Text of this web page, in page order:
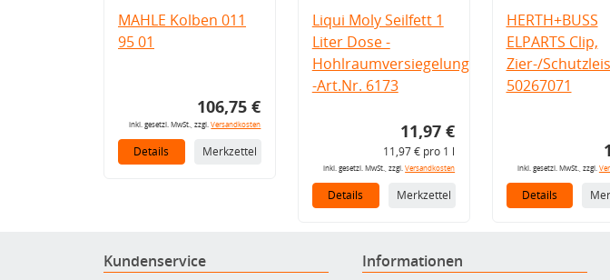
MAHLE Kolben 011
95 01
106,75 €
inkl. gesetzl. MwSt., zzgl.Versandkosten
Details Merkzettel
Liqui Moly Seilfett 1
Liter Dose -
Hohlraumversiegelung
-Art.Nr. 6173
11,97 €
11,97 € pro 1 l
inkl. gesetzl. MwSt., zzgl.Versandkosten
Details Merkzettel
HERTH+BUSS
ELPARTS Clip,
Zier-/
50267071
inkl. gesetzl. MwSt., zzgl.
Details
Kundenservice Informationen